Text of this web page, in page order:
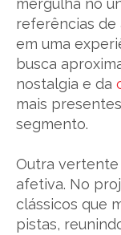
mergulha no
referências de
em uma
busca
nostalgia e da
mais
segmento.
Outra
afetiva. No
clássicos que
pistas,